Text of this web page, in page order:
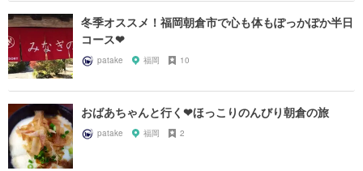
冬季オススメ！福岡朝倉市で心も体もぽっかぽか半日
コース❤︎
patake 福岡 10
おばあちゃんと行く❤︎ほっこりのんびり朝倉の旅
patake 福岡 2